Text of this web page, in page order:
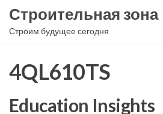
Перейти
Строительная зона
Строим будущее сегодня
4QL610TS
Education Insights